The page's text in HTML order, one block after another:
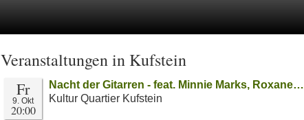
Veranstaltungen in Kufstein
Fr
9. Okt
20:00
Nacht der Gitarren - feat. Minnie Marks, Roxane…
Kultur Quartier Kufstein